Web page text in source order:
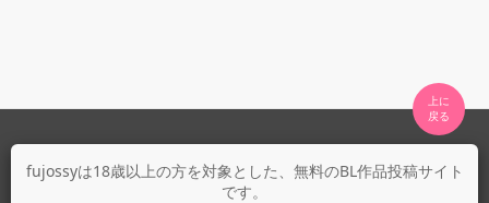
fujossyは18歳以上の方を対象とした、無料のBL作品投稿サイト
です。
上に
fujossyについて